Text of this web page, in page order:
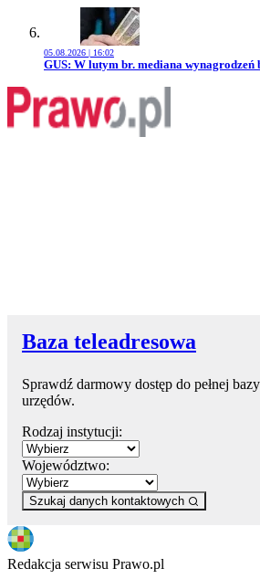
05.08.2026 | 16:02
Przejdź do artykułu:
GUS: W lutym br. mediana wynagrodzeń
Baza teleadresowa
Sprawdź darmowy dostęp do pełnej
urzędów.
Rodzaj instytucji:
Województwo:
Szukaj danych kontaktowych
Redakcja serwisu Prawo.pl